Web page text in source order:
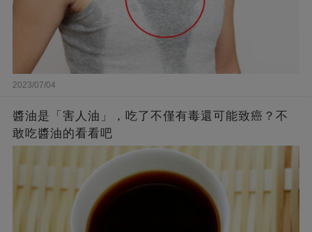
2023/07/04
醬油是「害人油」，吃了不僅有毒還可能致癌？不
敢吃醬油的看看吧